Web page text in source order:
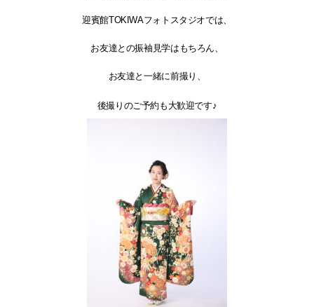
迎賓館TOKIWAフォトスタジオでは、
お友達との振袖見学はもちろん、
お友達と一緒に前撮り、
後撮りのご予約も大歓迎です♪